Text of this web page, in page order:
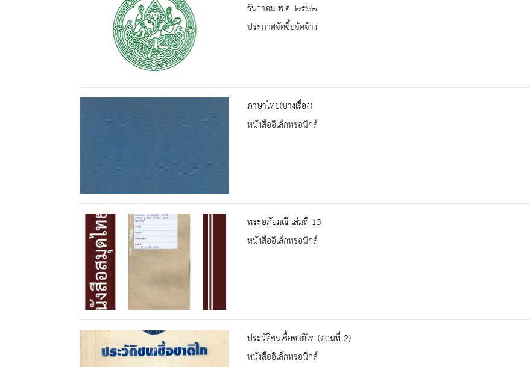
ธันวาคม พ.ศ. ๒๕๖๒
ประกาศจัดซื้อจัดจ้าง
ภาษาไทย(บางเรื่อง)
หนังสืออิเล็กทรอนิกส์
พระอภัยมณี เล่มที่ 15
หนังสืออิเล็กทรอนิกส์
ประวัติชนเชื้อชาติไท (ตอนที่ 2)
หนังสืออิเล็กทรอนิกส์